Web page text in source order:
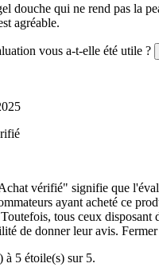
douche qui ne rend pas la
agréable.
vous a-t-elle été utile ?
vérifié" signifie que
ayant acheté ce
tous ceux disposant
de donner leur avis.
à 5 étoile(s) sur 5.